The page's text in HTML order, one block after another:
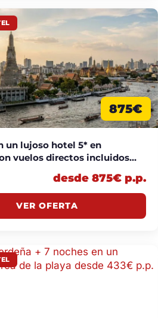
875€
un lujoso hotel 5* en
vuelos directos incluidos
desde 875€ p.p.
VER OFERTA